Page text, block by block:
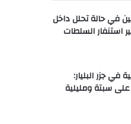
في حالة تحلل داخل
استنفار السلطات
في جزر البليار:
سبتة ومليلية